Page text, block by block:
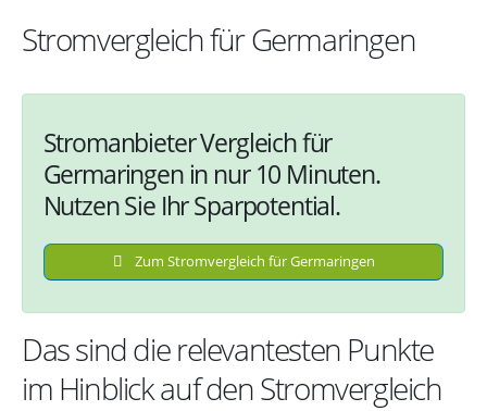
Stromvergleich für Germaringen
Stromanbieter Vergleich für
Germaringen in nur 10 Minuten.
Nutzen Sie Ihr Sparpotential.
Zum Stromvergleich für Germaringen
Das sind die relevantesten Punkte
im Hinblick auf den Stromvergleich